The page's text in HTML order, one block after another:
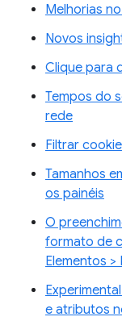
Melhorias
Novos
Clique para
Tempos do
rede
Filtrar
Tamanhos
os painéis
O
formato de
Elementos >
e atributos